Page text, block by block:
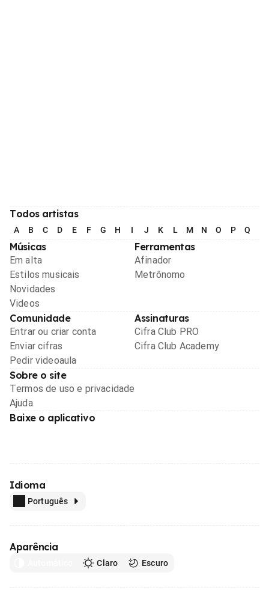
Todos artistas
A B C D E F G H I J K L M N O P Q
Músicas
Em alta
Estilos musicais
Novidades
Videos
Ferramentas
Afinador
Metrônomo
Comunidade
Entrar ou criar conta
Enviar cifras
Pedir videoaula
Assinaturas
Cifra Club PRO
Cifra Club Academy
Sobre o site
Termos de uso e privacidade
Ajuda
Baixe o aplicativo
Idioma
Português
Aparência
Claro Escuro